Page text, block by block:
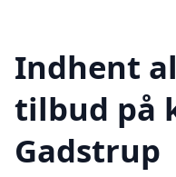
Indhent
tilbud på
Gadstrup